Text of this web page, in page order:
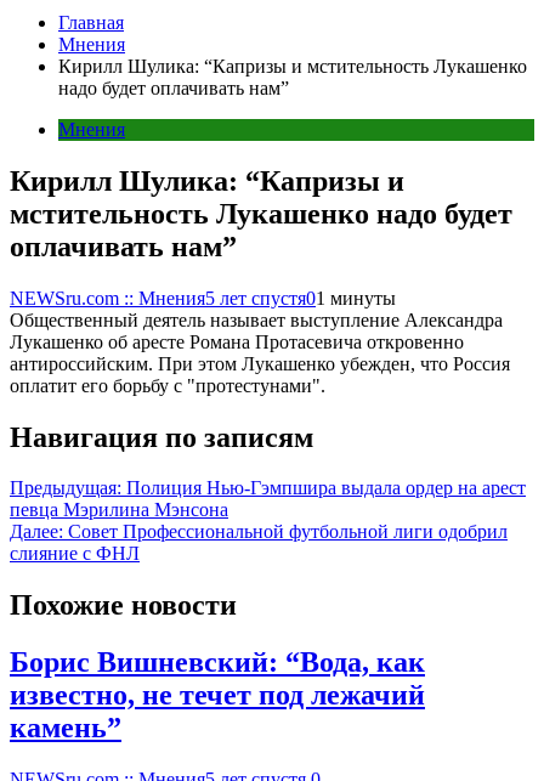
Главная
Мнения
Кирилл Шулика: “Капризы и мстительность Лукашенко
надо будет оплачивать нам”
Мнения
Кирилл Шулика: “Капризы и
мстительность Лукашенко надо будет
оплачивать нам”
NEWSru.com :: Мнения5 лет спустя01 минуты
Общественный деятель называет выступление Александра
Лукашенко об аресте Романа Протасевича откровенно
антироссийским. При этом Лукашенко убежден, что Россия
оплатит его борьбу с "протестунами".
Навигация по записям
Предыдущая: Полиция Нью-Гэмпшира выдала ордер на арест
певца Мэрилина Мэнсона
Далее: Совет Профессиональной футбольной лиги одобрил
слияние с ФНЛ
Похожие новости
Борис Вишневский: “Вода, как
известно, не течет под лежачий
камень”